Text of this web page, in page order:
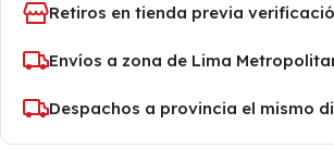
Retiros en tienda previa
Envíos a zona de Lima
Despachos a provincia el mismo